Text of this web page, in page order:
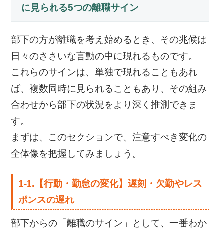
に見られる5つの離職サイン
部下の方が離職を考え始めるとき、その兆候は
日々のささいな言動の中に現れるものです。
これらのサインは、単独で現れることもあれ
ば、複数同時に見られることもあり、その組み
合わせから部下の状況をより深く推測できま
す。
まずは、このセクションで、注意すべき変化の
全体像を把握してみましょう。
1-1.【行動・勤怠の変化】遅刻・欠勤やレス
ポンスの遅れ
部下からの「離職のサイン」として、一番わか